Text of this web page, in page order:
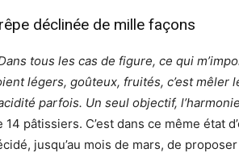
déclinée de mille façons
tous les cas de figure, ce qui
légers, goûteux, fruités, c’est
parfois. Un seul objectif,
14 pâtissiers. C’est dans ce même état
jusqu’au mois de mars, de